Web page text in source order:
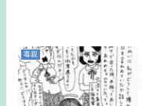
毒親